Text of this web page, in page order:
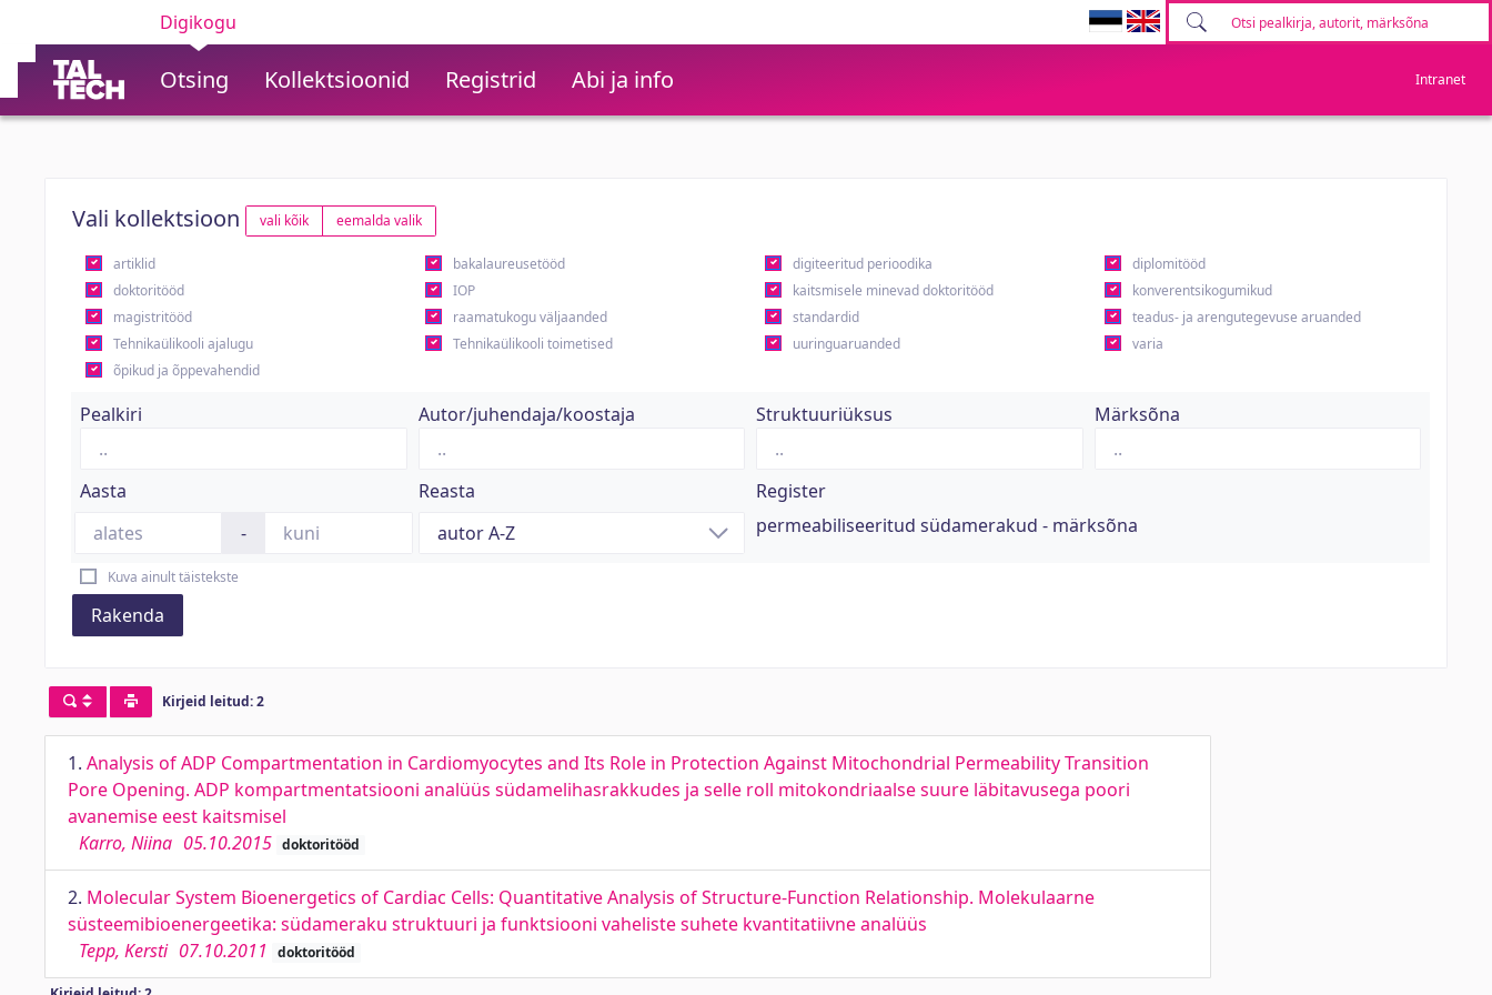
Digikogu
Otsing Kollektsioonid Registrid Abi ja info Intranet
Vali kollektsioon vali kõik eemalda valik
artiklid bakalaureusetööd digiteeritud perioodika
diplomitööd
doktoritööd
IOP kaitsmisele minevad doktoritööd
konverentsikogumikud
magistritööd
raamatukogu väljaanded standardid
teadus- ja arengutegevuse aruanded
Tehnikaülikooli ajalugu
Tehnikaülikooli toimetised uuringuaruanded
varia
õpikud ja õppevahendid
Pealkiri Autor/juhendaja/koostaja Struktuuriüksus Märksõna
Aasta
-
Reasta
Register
permeabiliseeritud südamerakud - märksõna
Kuva ainult täistekste
Rakenda
Kirjeid leitud: 2
1. Analysis of ADP Compartmentation in Cardiomyocytes and Its Role in Protection Against Mitochondrial Permeability Transition
Pore Opening. ADP kompartmentatsiooni analüüs südamelihasrakkudes ja selle roll mitokondriaalse suure läbitavusega poori
avanemise eest kaitsmisel
Karro, Niina 05.10.2015 doktoritööd
2. Molecular System Bioenergetics of Cardiac Cells: Quantitative Analysis of Structure-Function Relationship. Molekulaarne
süsteemibioenergeetika: südameraku struktuuri ja funktsiooni vaheliste suhete kvantitatiivne analüüs
Tepp, Kersti 07.10.2011 doktoritööd